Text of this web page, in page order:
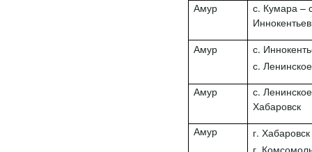
Амур
с. Кумара –
Амур
с.
с. Ленинское
Амур
с.
Хабаровск
Амур
г.
г.